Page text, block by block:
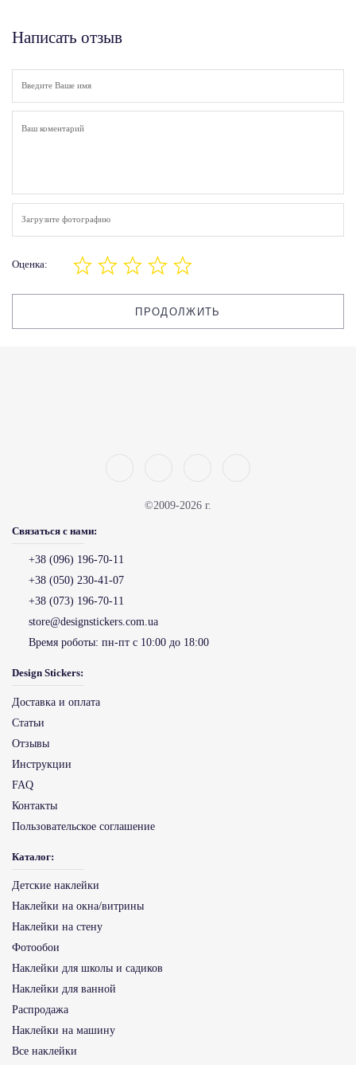
Написать отзыв
Загрузите фотографию
Оценка:
ПРОДОЛЖИТЬ
©2009-2026 г.
Связаться с нами:
+38 (096) 196-70-11
+38 (050) 230-41-07
+38 (073) 196-70-11
store@designstickers.com.ua
Время роботы: пн-пт с 10:00 до 18:00
Design Stickers:
Доставка и оплата
Статьи
Отзывы
Инструкции
FAQ
Контакты
Пользовательское соглашение
Каталог:
Детские наклейки
Наклейки на окна/витрины
Наклейки на стену
Фотообои
Наклейки для школы и садиков
Наклейки для ванной
Распродажа
Наклейки на машину
Все наклейки